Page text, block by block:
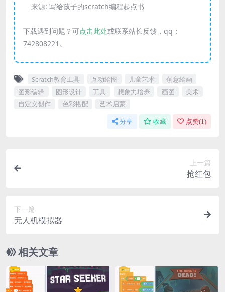
来源: 写给孩子的scratch编程起点书
下载遇到问题？可点击此处或联系站长反馈，qq：
742808221。
Scratch教育工具 互动绘图 儿童艺术
创意绘画
图形编辑
图形设计 工具 想象力培养 画图
美术
自定义创作
色彩搭配 艺术启蒙
分享 收藏 点赞(1 )
上一篇
抢红包
下一篇
无人机模拟器
相关文章